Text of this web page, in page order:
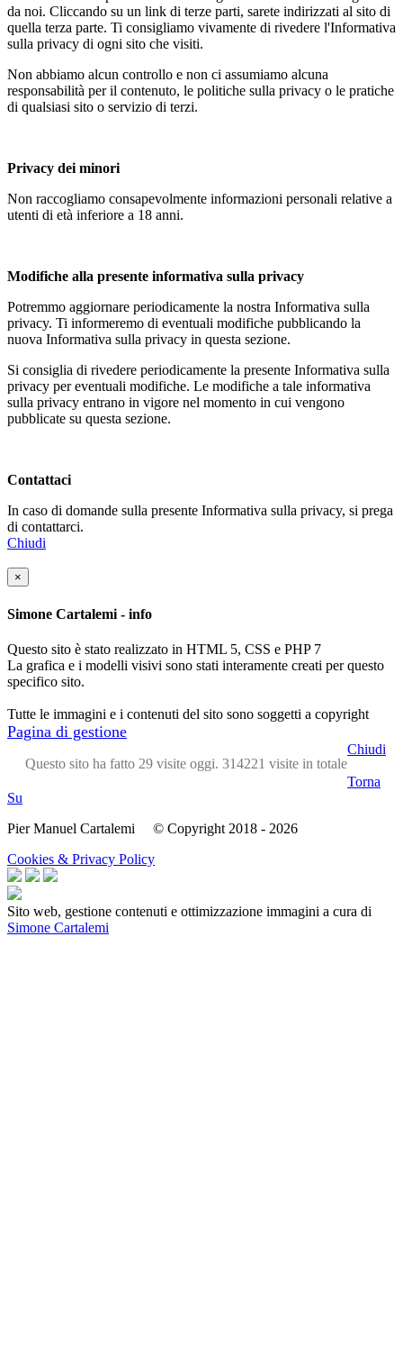
da noi. Cliccando su un link di terze parti, sarete indirizzati al sito di
quella terza parte. Ti consigliamo vivamente di rivedere l'Informativa
sulla privacy di ogni sito che visiti.
Non abbiamo alcun controllo e non ci assumiamo alcuna
responsabilità per il contenuto, le politiche sulla privacy o le pratiche
di qualsiasi sito o servizio di terzi.
Privacy dei minori
Non raccogliamo consapevolmente informazioni personali relative a
utenti di età inferiore a 18 anni.
Modifiche alla presente informativa sulla privacy
Potremmo aggiornare periodicamente la nostra Informativa sulla
privacy. Ti informeremo di eventuali modifiche pubblicando la
nuova Informativa sulla privacy in questa sezione.
Si consiglia di rivedere periodicamente la presente Informativa sulla
privacy per eventuali modifiche. Le modifiche a tale informativa
sulla privacy entrano in vigore nel momento in cui vengono
pubblicate su questa sezione.
Contattaci
In caso di domande sulla presente Informativa sulla privacy, si prega
di contattarci.
Chiudi
×
Simone Cartalemi - info
Questo sito è stato realizzato in HTML 5, CSS e PHP 7
La grafica e i modelli visivi sono stati interamente creati per questo
specifico sito.
Tutte le immagini e i contenuti del sito sono soggetti a copyright
Pagina di gestione
Questo sito ha fatto 29 visite oggi. 314221 visite in totale
Chiudi
Torna
Su
Pier Manuel Cartalemi © Copyright 2018 - 2026
Cookies & Privacy Policy
Sito web, gestione contenuti e ottimizzazione immagini a cura di
Simone Cartalemi